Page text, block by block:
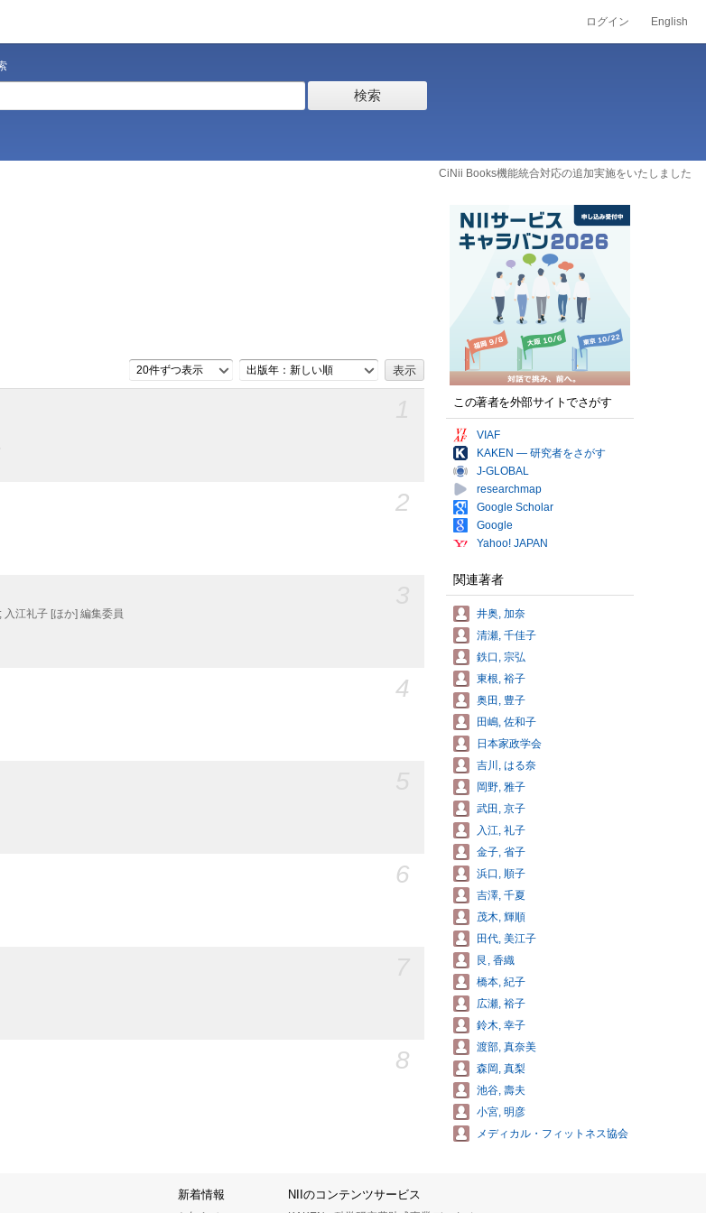
ログイン English
検索
CiNii Books機能統合対応の追加実施をいたしました
20件ずつ表示 出版年：新しい順
2
江礼子 [ほか] 編集委員
4
6
8
この著者を外部サイトでさがす
VIAF
KAKEN — 研究者をさがす
J-GLOBAL
researchmap
Google Scholar
Google
Yahoo! JAPAN
関連著者
井奥, 加奈
清瀬, 千佳子
鉄口, 宗弘
東根, 裕子
奥田, 豊子
田嶋, 佐和子
日本家政学会
吉川, はる奈
岡野, 雅子
武田, 京子
入江, 礼子
金子, 省子
浜口, 順子
吉澤, 千夏
茂木, 輝順
田代, 美江子
艮, 香織
橋本, 紀子
広瀬, 裕子
鈴木, 幸子
渡部, 真奈美
森岡, 真梨
池谷, 壽夫
小宮, 明彦
メディカル・フィットネス協会
新着情報 NIIのコンテンツサービス